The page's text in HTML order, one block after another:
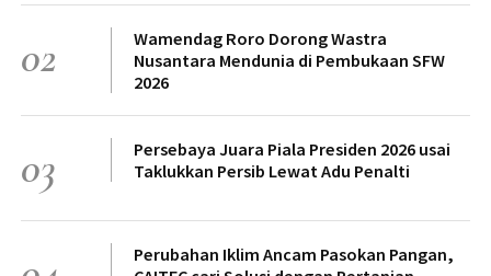
02
Wamendag Roro Dorong Wastra
Nusantara Mendunia di Pembukaan SFW
2026
03
Persebaya Juara Piala Presiden 2026 usai
Taklukkan Persib Lewat Adu Penalti
Perubahan Iklim Ancam Pasokan Pangan,